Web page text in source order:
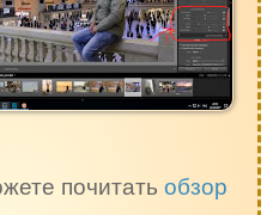
почитать обзор